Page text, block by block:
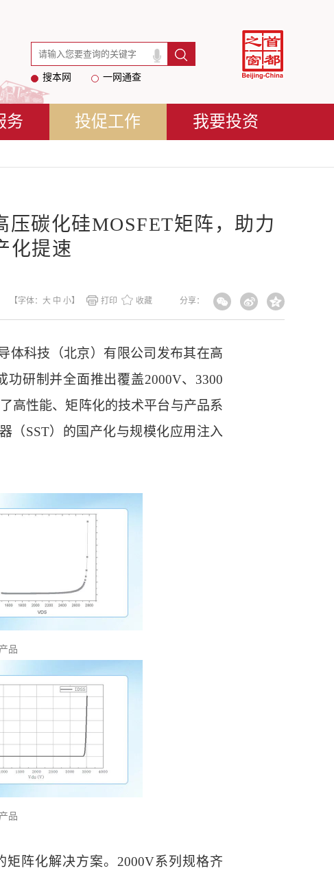
搜本网 一网通查
务 投促工作 我要投资
碳化硅MOSFET矩阵，助力
化提速
分享：
【字体： 大 中 小】 打印 收藏
体科技（北京）有限公司发布其在高
功研制并全面推出覆盖2000V、3300
高性能、矩阵化的技术平台与产品系
（SST）的国产化与规模化应用注入
品
品
阵化解决方案。2000V系列规格齐